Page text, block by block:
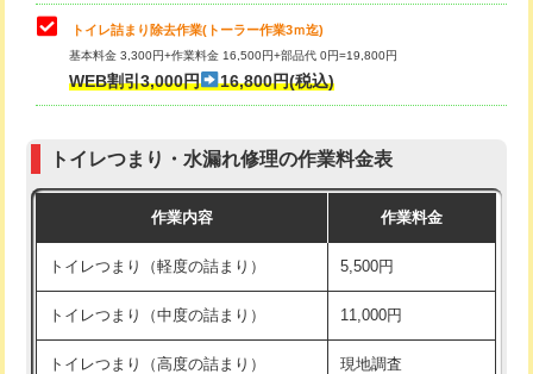
トイレ詰まり除去作業(トーラー作業3ｍ迄)
基本料金 3,300円+作業料金 16,500円+部品代 0円=19,800円
WEB割引3,000円 16,800円(税込)
トイレつまり・水漏れ修理の作業料金表
作業内容 作業料金
トイレつまり（軽度の詰まり） 5,500円
トイレつまり（中度の詰まり） 11,000円
トイレつまり（高度の詰まり） 現地調査